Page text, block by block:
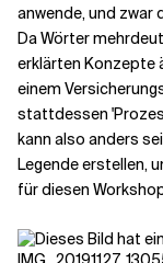
anwende, und zwar
Da Wörter
erklärten Konzepte
einem
stattdessen
kann also anders
Legende erstellen,
für diesen